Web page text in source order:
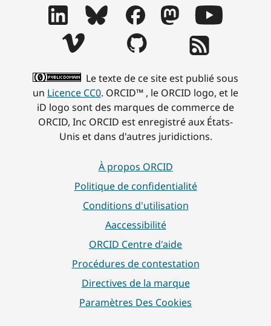
Le texte de ce site est publié sous
un Licence CC0. ORCID™ , le ORCID logo, et le
iD logo sont des marques de commerce de
ORCID, Inc ORCID est enregistré aux États-
Unis et dans d'autres juridictions.
À propos ORCID
Politique de confidentialité
Conditions d'utilisation
Aaccessibilité
ORCID Centre d'aide
Procédures de contestation
Directives de la marque
Paramètres Des Cookies